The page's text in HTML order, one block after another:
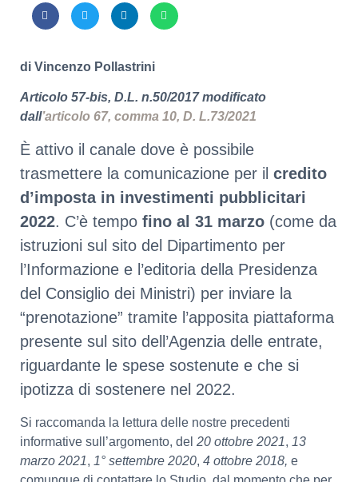
di Vincenzo Pollastrini
Articolo 57-bis, D.L. n.50/2017 modificato
dall’articolo 67, comma 10, D. L.73/2021
È attivo il canale dove è possibile
trasmettere la comunicazione per il credito
d’imposta in investimenti pubblicitari
2022. C’è tempo fino al 31 marzo (come da
istruzioni sul sito del Dipartimento per
l’Informazione e l’editoria della Presidenza
del Consiglio dei Ministri) per inviare la
“prenotazione” tramite l’apposita piattaforma
presente sul sito dell’Agenzia delle entrate,
riguardante le spese sostenute e che si
ipotizza di sostenere nel 2022.
Si raccomanda la lettura delle nostre precedenti
informative sull’argomento, del 20 ottobre 2021, 13
marzo 2021, 1° settembre 2020, 4 ottobre 2018, e